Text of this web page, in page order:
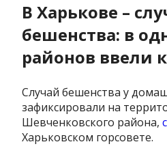
В Харькове –
бешенства: в
районов ввели
Случай бешенства у
зафиксировали на
Шевченковского района,
Харьковском горсовете.